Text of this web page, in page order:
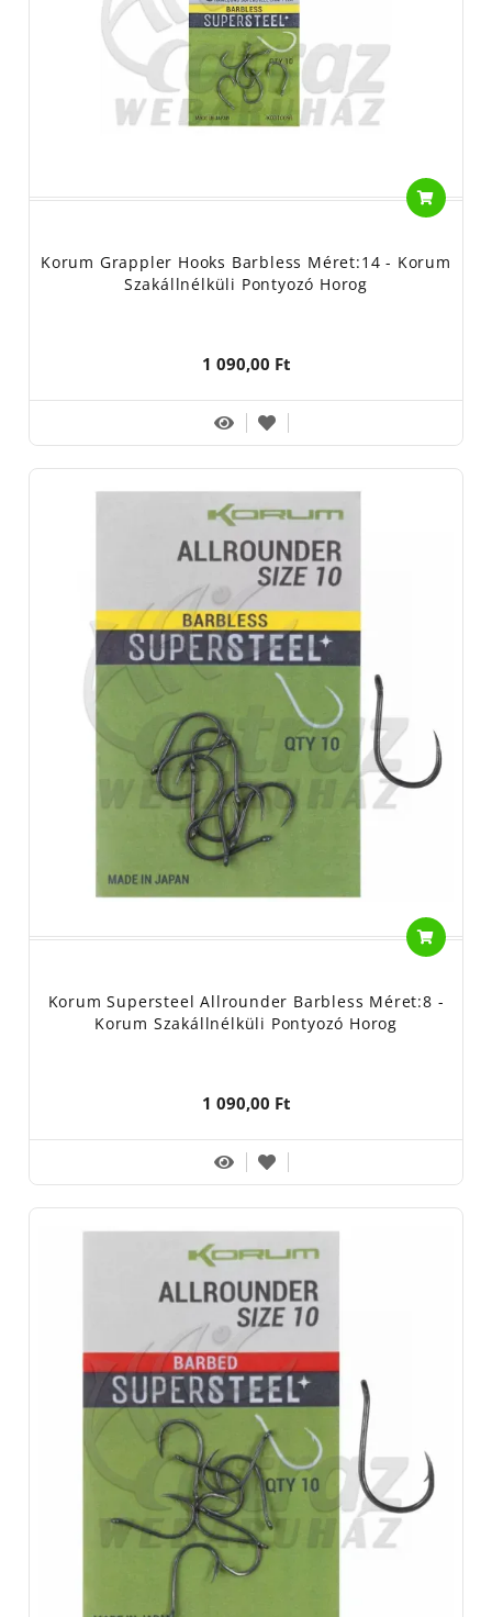
Korum Grappler Hooks Barbless Méret:14 - Korum
Szakállnélküli Pontyozó Horog
1 090,00 Ft
Korum Supersteel Allrounder Barbless Méret:8 -
Korum Szakállnélküli Pontyozó Horog
1 090,00 Ft